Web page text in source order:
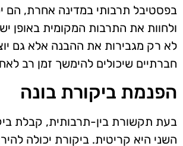
בפסטיבל תרבותי במדינה אחרת, הם
ולחוות את התרבות המקומית באופן
לא רק מגבירות את ההבנה אלא גם
חברתיים שיכולים להימשך זמן רב
הפנמת ביקורת בונה
בעת תקשורת בין-תרבותית, קבלת
השני היא קריטית. ביקורת יכולה